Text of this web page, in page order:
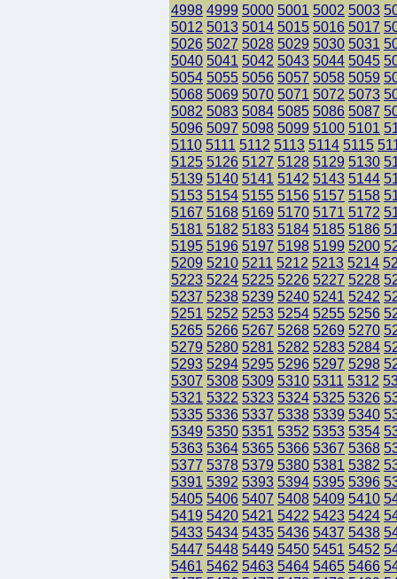
4998 4999 5000 5001 5002 5003
5012 5013 5014 5015 5016 5017
5026 5027 5028 5029 5030 5031
5040 5041 5042 5043 5044 5045
5054 5055 5056 5057 5058 5059
5068 5069 5070 5071 5072 5073
5082 5083 5084 5085 5086 5087
5096 5097 5098 5099 5100 5101
5110 5111 5112 5113 5114 5115
5125 5126 5127 5128 5129 5130
5139 5140 5141 5142 5143 5144
5153 5154 5155 5156 5157 5158
5167 5168 5169 5170 5171 5172
5181 5182 5183 5184 5185 5186
5195 5196 5197 5198 5199 5200
5209 5210 5211 5212 5213 5214
5223 5224 5225 5226 5227 5228
5237 5238 5239 5240 5241 5242
5251 5252 5253 5254 5255 5256
5265 5266 5267 5268 5269 5270
5279 5280 5281 5282 5283 5284
5293 5294 5295 5296 5297 5298
5307 5308 5309 5310 5311 5312
5321 5322 5323 5324 5325 5326
5335 5336 5337 5338 5339 5340
5349 5350 5351 5352 5353 5354
5363 5364 5365 5366 5367 5368
5377 5378 5379 5380 5381 5382
5391 5392 5393 5394 5395 5396
5405 5406 5407 5408 5409 5410
5419 5420 5421 5422 5423 5424
5433 5434 5435 5436 5437 5438
5447 5448 5449 5450 5451 5452
5461 5462 5463 5464 5465 5466